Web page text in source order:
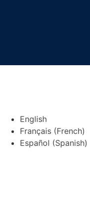
English
Français (French)
Español (Spanish)